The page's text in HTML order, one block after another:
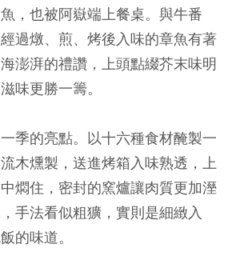
，也被阿嶽端上餐桌。與牛番
過燉、煎、烤後入味的章魚有著
澎湃的禮讚，上頭點綴芥末味明
味更勝一籌。
季的亮點。以十六種食材醃製一
木燻製，送進烤箱入味熟透，上
燜住，密封的窯爐讓肉質更加溼
手法看似粗獷，實則是細緻入
的味道。